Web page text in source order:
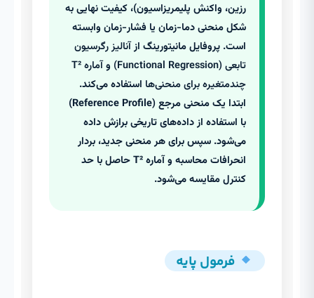
رزین، واکنش پلیمریزاسیون)، کیفیت نهایی به
شکل منحنی دما-زمان یا فشار-زمان وابسته
است. پروفایل مانیتورینگ ازآنالیز رگرسیون
تابعی (Functional Regression)
و
آماره T²
چندمتغیره برای منحنی‌ها استفاده می‌کند.
ابتدا یک منحنی مرجع (Reference Profile)
با استفاده از داده‌های تاریخی برازش داده
می‌شود. سپس برای هر منحنی جدید، بردار
انحرافات محاسبه و آماره T² حاصل با حد
کنترل مقایسه می‌شود.
فرمول پایه